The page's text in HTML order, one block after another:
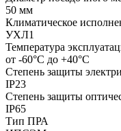
50 мм
Климатическое
УХЛ1
Температура
от -60°С до +40°С
Степень защиты
IP23
Степень защиты
IP65
Тип ПРА